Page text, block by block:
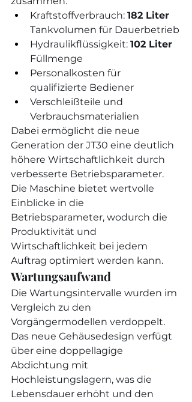
Kraftstoffverbrauch: 182 Liter
Tankvolumen für Dauerbetrieb
Hydraulikflüssigkeit: 102 Liter
Füllmenge
Personalkosten für
qualifizierte Bediener
Verschleißteile und
Verbrauchsmaterialien
Dabei ermöglicht die neue
Generation der JT30 eine deutlich
höhere Wirtschaftlichkeit durch
verbesserte Betriebsparameter.
Die Maschine bietet wertvolle
Einblicke in die
Betriebsparameter, wodurch die
Produktivität und
Wirtschaftlichkeit bei jedem
Auftrag optimiert werden kann.
Wartungsaufwand
Die Wartungsintervalle wurden im
Vergleich zu den
Vorgängermodellen verdoppelt.
Das neue Gehäusedesign verfügt
über eine doppellagige
Abdichtung mit
Hochleistungslagern, was die
Lebensdauer erhöht und den